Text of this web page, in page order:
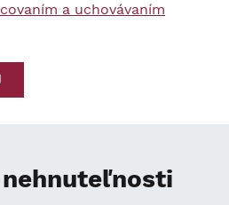
a uchovávaním